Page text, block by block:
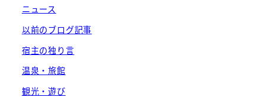
ニュース
以前のブログ記事
宿主の独り言
温泉・旅館
観光・遊び